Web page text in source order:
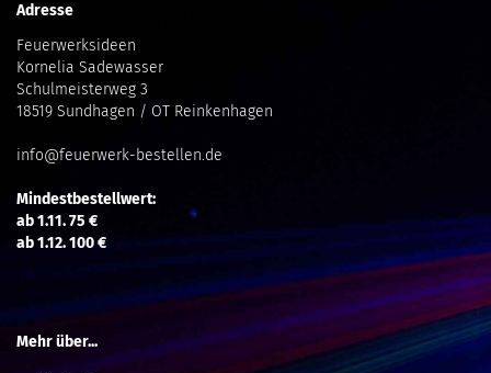
Adresse
Feuerwerksideen
Kornelia Sadewasser
Schulmeisterweg 3
18519 Sundhagen / OT Reinkenhagen
info@feuerwerk-bestellen.de
Mindestbestellwert:
ab 1.11. 75 €
ab 1.12. 100 €
Mehr über...